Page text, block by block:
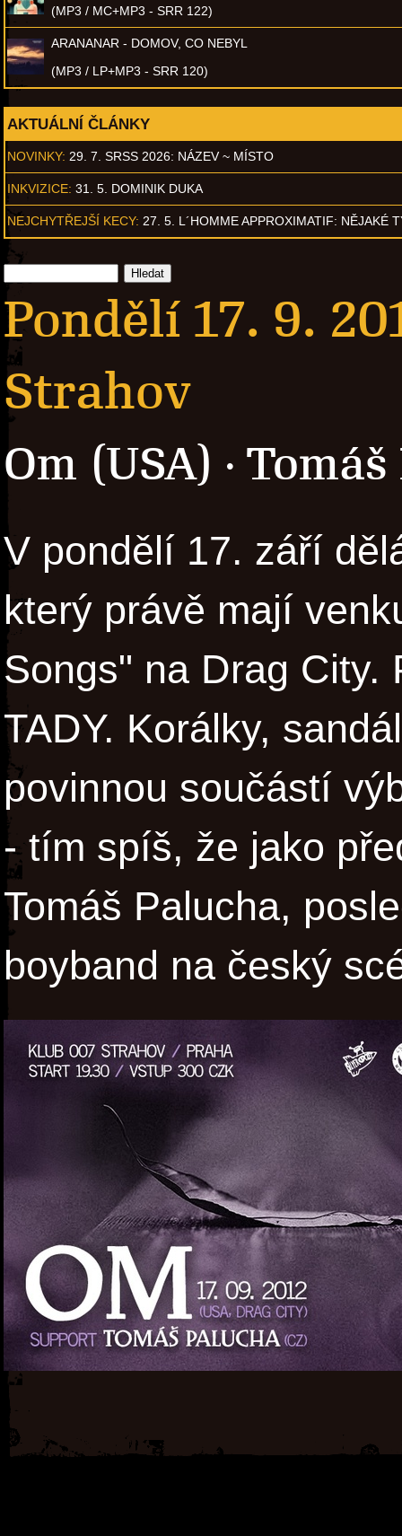
(MP3 / MC+MP3 - SRR 122)
ARANANAR - DOMOV, CO NEBYL
(MP3 / LP+MP3 - SRR 120)
AKTUÁLNÍ ČLÁNKY
NOVINKY: 29. 7. SRSS 2026: NÁZEV ~ MÍSTO
INKVIZICE: 31. 5. DOMINIK DUKA
NEJCHYTŘEJŠÍ KECY: 27. 5. L´HOMME APPROXIMATIF: NĚJAKÉ
Pondělí 17. 9.
Strahov
Om (USA) ·
V pondělí 17. září
který právě mají
Songs" na Drag City.
TADY. Korálky,
povinnou součástí
- tím spíš, že jako
Tomáš Palucha,
boyband na český